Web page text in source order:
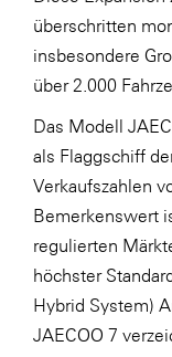
überschritten
insbesondere
über 2.000
Das Modell
als Flaggschiff
Verkaufszahlen
Bemerkenswert
regulierten
höchster
Hybrid System)
JAECOO 7